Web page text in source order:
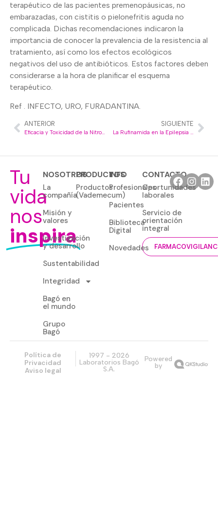
terapéutico de las pacientes premenopáusicas, no
embarazadas, con cistitis o pielonefritis aguda no
complicada. Dichas recomendaciones indicaron la
importancia de conocer la prevalencia de la resistencia al
tratamiento, así como los efectos ecológicos
negativos del uso de antibióticos. Estos factores deben
considerarse a la hora de planificar el esquema
terapéutico.
Ref . INFECTO, URO, FURADANTINA.
ANTERIOR
Eficacia y Toxicidad de la Nitrofurantoína
SIGUIENTE
La Rufinamida en la Epilepsia Pediátrica
Tu
vida
nos
inspira
NOSOTROS
La
compañía
Misión y
valores
Investigación
y desarrollo
Sustentabilidad
Integridad
Bagó en
el mundo
Grupo
Bagó
PRODUCTOS
Productos
(Vademecum)
INFO
Profesionales
Pacientes
Biblioteca
Digital
Novedades
CONTACTO
Oportunidades
laborales
Servicio de
orientación
integral
Política de
Privacidad
Aviso legal
1997 - 2026
Laboratorios Bagó
S.A.
Powered
by